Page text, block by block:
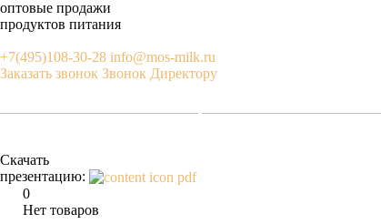
оптовые продажи
продуктов питания
+7(495)108-30-28 info@mos-milk.ru
Заказать звонок Звонок Директору
Скачать
презентацию:
0
Нет товаров